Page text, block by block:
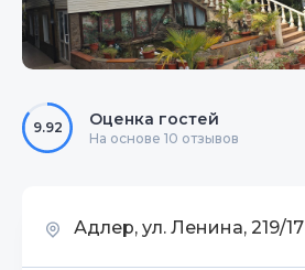
9.92 Оценка гостей
На основе 10 отзывов
Адлер, ул. Ленина, 219/17